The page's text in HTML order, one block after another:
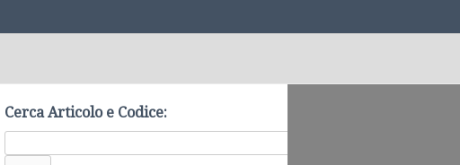
Cerca Articolo e Codice: